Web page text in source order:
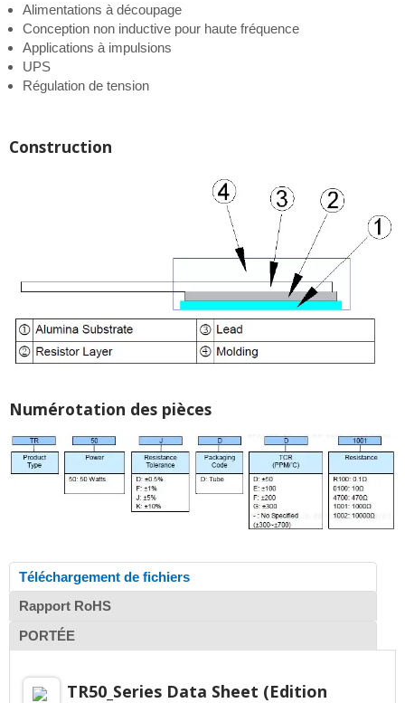
Alimentations à découpage
Conception non inductive pour haute fréquence
Applications à impulsions
UPS
Régulation de tension
Construction
Numérotation des pièces
Téléchargement de fichiers
Rapport RoHS
PORTÉE
TR50_Series Data Sheet (Edition